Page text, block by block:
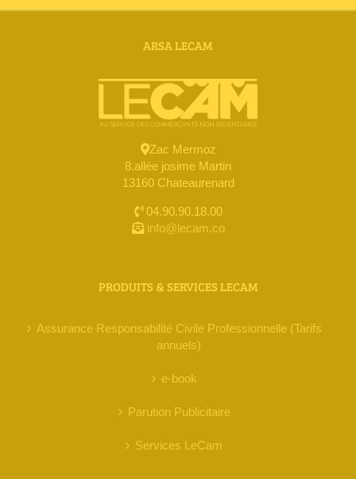
ARSA LECAM
Zac Mermoz
8.allée josime Martin
13160 Chateaurenard
04.90.90.18.00
info@lecam.co
PRODUITS & SERVICES LECAM
Assurance Responsabilité Civile Professionnelle (Tarifs
annuels)
e-book
Parution Publicitaire
Services LeCam